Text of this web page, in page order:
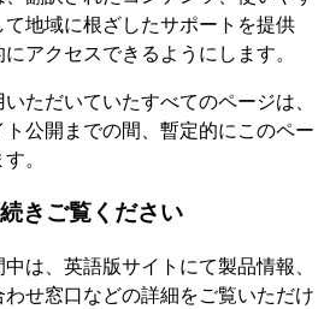
地域に根ざしたサポートを提供
アクセスできるようにします。
ただいていたすべてのページは、
公開までの間、暫定的にこのペー
。
きご覧ください
は、英語版サイトにて製品情報、
せ窓口などの詳細をご覧いただけ